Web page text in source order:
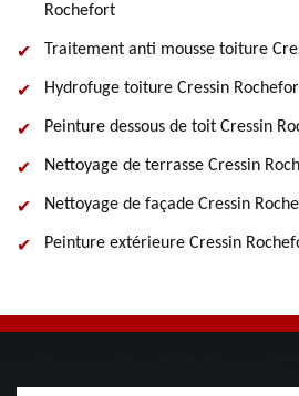
Rochefort
Traitement anti mousse toiture
Hydrofuge toiture Cressin
Peinture dessous de toit Cressin
Nettoyage de terrasse Cressin
Nettoyage de façade Cressin
Peinture extérieure Cressin